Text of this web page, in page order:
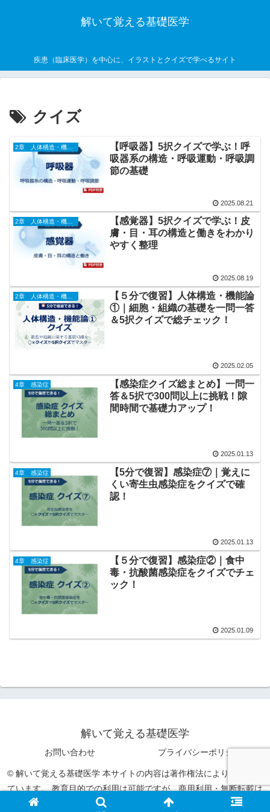
解いて覚える基礎医学
疾患（臨床医学）を中心に、イラストとクイズで学べるサイト
クイズ
【呼吸器】5択クイズで学ぶ！呼
吸器系の構造・呼吸運動・呼吸調
節の基礎
2025.08.21
2章 人体構造・機能論
【感覚器】5択クイズで学ぶ！皮
膚・目・耳の構造と働きをわかり
やすく整理
2025.08.19
【５分で復習】人体構造・機能論
①｜細胞・組織の基礎を一問一答
＆5択クイズで総チェック！
2025.02.05
4章 感染症
【感染症クイズ総まとめ】一問一
答＆5択で300問以上に挑戦！隙
間時間で基礎力アップ！
2025.01.13
4章 感染症
【5分で復習】感染症⑦｜覚えに
くい寄生虫感染症をクイズで確
認！
2025.01.13
4章 感染症
【５分で復習】感染症②｜食中
毒・抗酸菌感染症をクイズでチェ
ック！
2025.01.09
解いて覚える基礎医学
お問い合わせ プライバシーポリシー
© 解いて覚える基礎医学 本サイトの内容は著作権法により保護され
ています。 教育目的での利用は可能ですが、商用利用・無断転載は